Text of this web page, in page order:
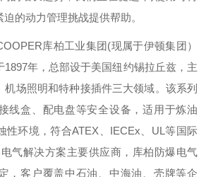
的动力管理挑战提供帮助。
库柏工业集团(现属于伊顿集团）
1897年，总部设于美国纽约锡拉丘兹，主
场照明和特种接插件三大领域。该系列
线盒、配电盘等安全设备，适用于炼油
性环境，符合ATEX IECEx UL 等国际
气解决方案主要供应商，库柏防爆电气
，客户覆盖中石油、中海油、壳牌等企